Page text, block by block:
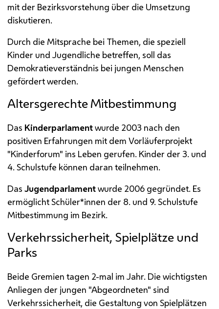
mit der Bezirksvorstehung über die Umsetzung
diskutieren.
Durch die Mitsprache bei Themen, die speziell
Kinder und Jugendliche betreffen, soll das
Demokratieverständnis bei jungen Menschen
gefördert werden.
Altersgerechte Mitbestimmung
Das Kinderparlamentwurde 2003 nach den
positiven Erfahrungen mit dem Vorläuferprojekt
"Kinderforum" ins Leben gerufen. Kinder der 3. und
4. Schulstufe können daran teilnehmen.
Das Jugendparlamentwurde 2006 gegründet. Es
ermöglicht Schüler*innen der 8. und 9. Schulstufe
Mitbestimmung im Bezirk.
Verkehrssicherheit, Spielplätze und
Parks
Beide Gremien tagen 2-mal im Jahr. Die wichtigsten
Anliegen der jungen "Abgeordneten" sind
Verkehrssicherheit, die Gestaltung von Spielplätzen